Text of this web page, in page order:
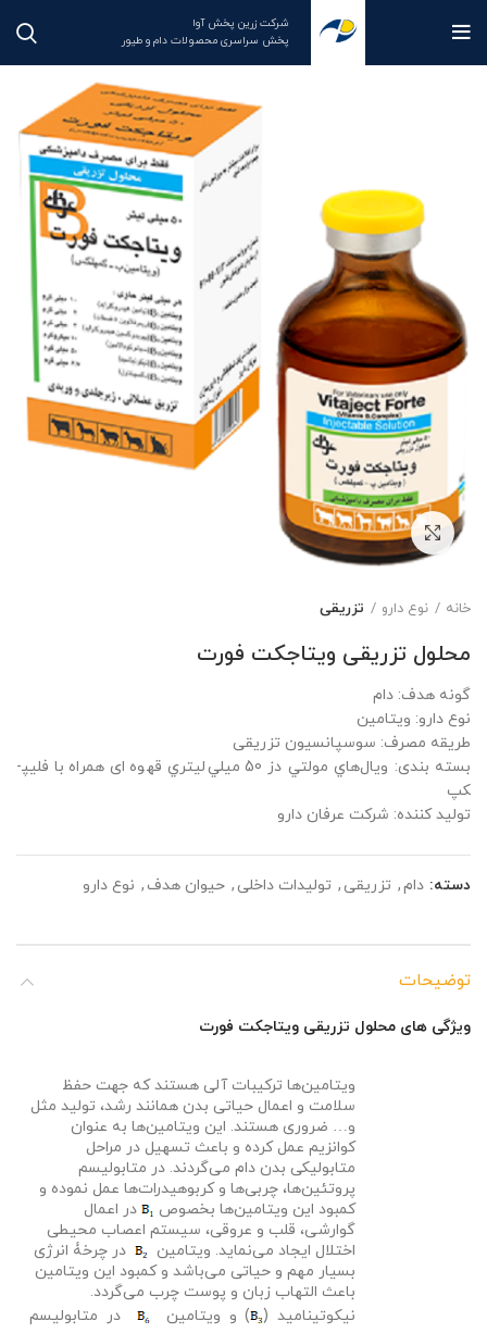
شرکت زرین پخش آوا
پخش سراسری محصولات دام و طیور
برای بزرگنمایی کلیک کنید
خانه نوع دارو تزریقی
محلول تزریقی ویتاجکت فورت
گونه هدف: دام
نوع دارو: ویتامین
طریقه مصرف: سوسپانسیون تزریقی
بسته بندی: ويال‌هاي مولتي دز 50 ميلي‌ليتري قهوه ای همراه با فليپ­
كپ
تولید کننده: شرکت عرفان دارو
دسته: دام, تزریقی , تولیدات داخلی , حیوان هدف , نوع دارو
توضیحات
ویژگی های محلول تزریقی ویتاجکت فورت
ویتامین‌ها ترکیبات آلی هستند که جهت حفظ
سلامت و اعمال حیاتی بدن همانند رشد، تولید مثل
و… ضروری هستند. این ویتامین‌ها به ­عنوان
کوانزیم عمل کرده و باعث تسهیل در مراحل
متابولیکی بدن دام می‌گردند. در متابولیسم
پروتئین‌ها، چربی‌ها و کربوهیدرات‌ها عمل نموده و
کمبود این ویتامین‌ها بخصوص
در اعمال
گوارشی، قلب و عروقی، سیستم اعصاب محیطی
اختلال ایجاد می‌نماید. ویتامین
در چرخۀ انرژی
بسیار مهم و حیاتی می‌باشد و کمبود این ویتامین
باعث التهاب زبان و پوست چرب می‌گردد.
نیکوتینامید (
) و ویتامین
در متابولیسم